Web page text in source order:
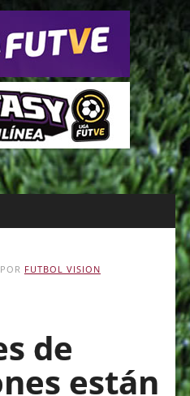
POR FUTBOL VISION
de
están